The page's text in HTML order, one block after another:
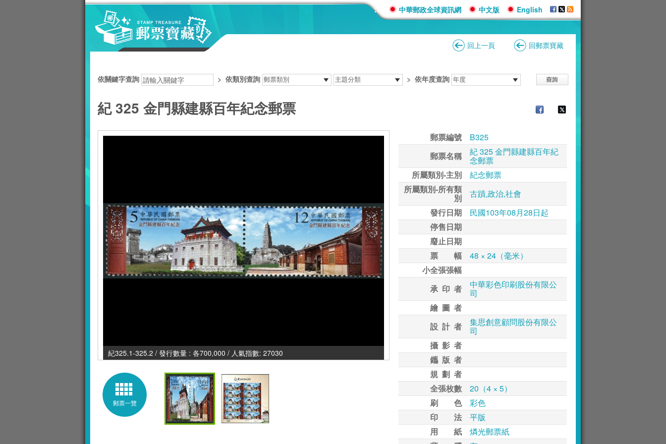
::: 中華郵政全球資訊網 中文版 English
回上一頁 回郵票寶藏
依關鍵字查詢 > 依類別查詢 > 依年度查詢
紀 325 金門縣建縣百年紀念郵票
紀325.1-325.2 / 發行數量 : 各700,000 / 人氣指數: 27030
郵票一覽
郵票編號
B325
郵票名稱
紀 325 金門縣建縣百年紀
念郵票
所屬類別-主別
紀念郵票
所屬類別-所有類
別
古蹟,政治,社會
發行日期
民國103年08月28日起
停售日期
廢止日期
票 幅
48 × 24（毫米）
小全張張幅
承 印 者
中華彩色印刷股份有限公
司
繪 圖 者
設 計 者
集思創意顧問股份有限公
司
攝 影 者
鑴 版 者
規 劃 者
全張枚數
20（4 × 5）
刷 色
彩色
印 法
平版
用 紙
燐光郵票紙